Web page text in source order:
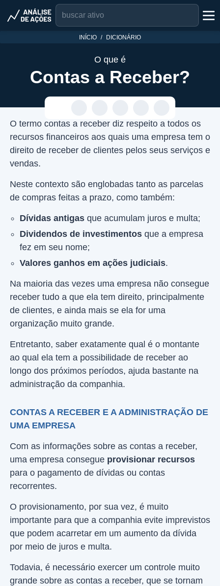
INÍCIO DICIONÁRIO
O que é
Contas a Receber?
O termo contas a receber diz respeito a todos os
recursos financeiros aos quais uma empresa tem o
direito de receber de clientes pelos seus serviços e
vendas.
Neste contexto são englobadas tanto as parcelas
de compras feitas a prazo, como também:
Dívidas antigas que acumulam juros e multa;
Dividendos de investimentos que a empresa
fez em seu nome;
Valores ganhos em ações judiciais.
Na maioria das vezes uma empresa não consegue
receber tudo a que ela tem direito, principalmente
de clientes, e ainda mais se ela for uma
organização muito grande.
Entretanto, saber exatamente qual é o montante
ao qual ela tem a possibilidade de receber ao
longo dos próximos períodos, ajuda bastante na
administração da companhia.
CONTAS A RECEBER E A ADMINISTRAÇÃO DE
UMA EMPRESA
Com as informações sobre as contas a receber,
uma empresa consegue provisionar recursos
para o pagamento de dívidas ou contas
recorrentes.
O provisionamento, por sua vez, é muito
importante para que a companhia evite imprevistos
que podem acarretar em um aumento da dívida
por meio de juros e multa.
Todavia, é necessário exercer um controle muito
grande sobre as contas a receber, que se tornam